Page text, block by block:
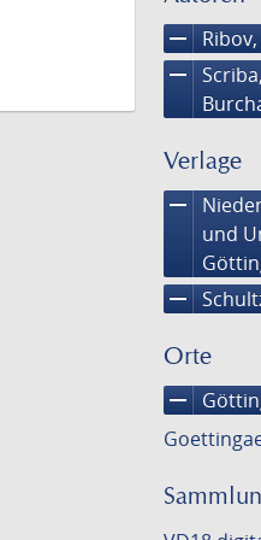
remove
remove
Verlage
remove
und
remove
Orte
remove